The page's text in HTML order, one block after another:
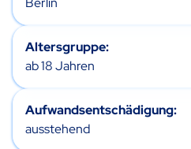
Altersgruppe:
ab 18 Jahren
Aufwandsentschädigung:
ausstehend